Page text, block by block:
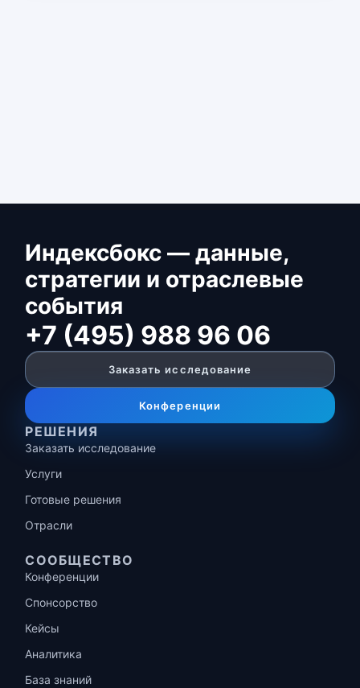
Индексбокс — данные,
стратегии и отраслевые
события
+7 (495) 988 96 06
Заказать исследование
Конференции
РЕШЕНИЯ
Заказать исследование
Услуги
Готовые решения
Отрасли
СООБЩЕСТВО
Конференции
Спонсорство
Кейсы
Аналитика
База знаний